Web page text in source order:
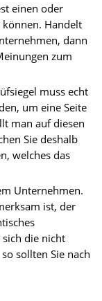
einen oder
Handelt
dann
zum
muss echt
um eine Seite
man auf diesen
Sie deshalb
welches das
Unternehmen.
ist, der
die nicht
sollten Sie nach